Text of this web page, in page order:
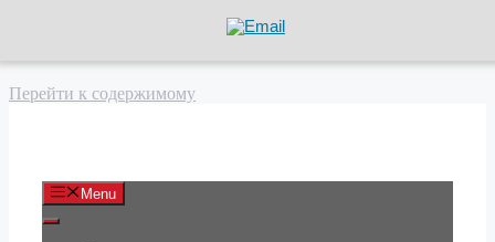
Перейти к содержимому
Menu